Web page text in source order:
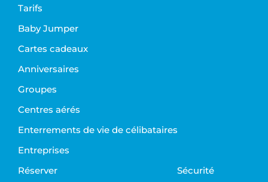
Tarifs
Baby Jumper
Cartes cadeaux
Anniversaires
Groupes
Centres aérés
Enterrements de vie de célibataires
Entreprises
Réserver
Sécurité